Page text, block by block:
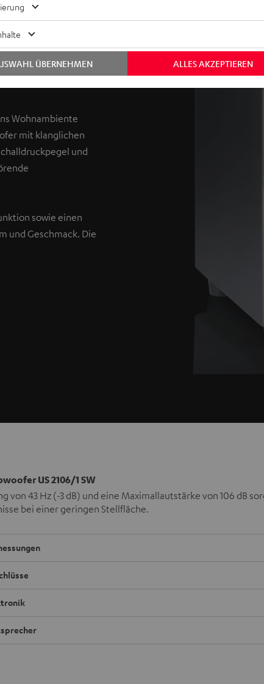
Wohnambiente
mit klanglichen
und
sowie einen
und Geschmack. Die
US 2106/1 SW
von 43 Hz (-3 dB) und eine Maximallautstärke von 106 dB
bei einer geringen Stellfläche.
ALLES AKZEPTIEREN
ÜBERNEHMEN